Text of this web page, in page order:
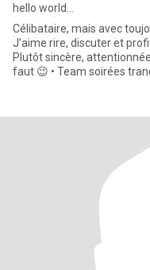
hello world…
Célibataire, mais avec
J’aime rire, discuter et
Plutôt sincère,
faut 😉 • Team soirées